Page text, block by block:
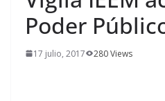
Poder
17 julio, 2017 280 Views